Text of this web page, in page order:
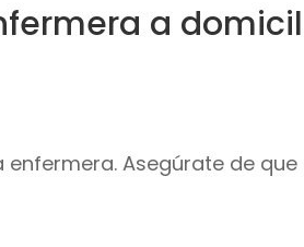
a
enfermera. Asegúrate de